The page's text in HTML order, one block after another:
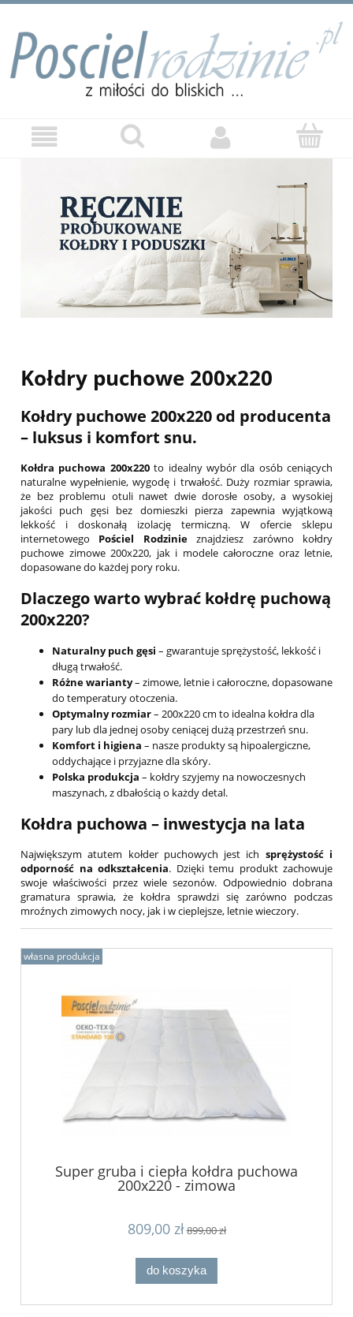
Kołdry puchowe 200x220
Kołdry puchowe 200x220 od producenta
– luksus i komfort snu.
Kołdra puchowa 200x220to idealny wybór dla osób ceniących
naturalne wypełnienie, wygodę i trwałość. Duży rozmiar sprawia,
że bez problemu otuli nawet dwie dorosłe osoby, a wysokiej
jakości puch gęsi bez domieszki pierza zapewnia wyjątkową
lekkość i doskonałą izolację termiczną. W ofercie sklepu
internetowego Pościel Rodzinieznajdziesz zarówno kołdry
puchowe zimowe 200x220, jak i modele całoroczne oraz letnie,
dopasowane do każdej pory roku.
Dlaczego warto wybrać kołdrę puchową
200x220?
Naturalny puch gęsi – gwarantuje sprężystość, lekkość i
długą trwałość.
Różne warianty– zimowe, letnie i całoroczne, dopasowane
do temperatury otoczenia.
Optymalny rozmiar– 200x220 cm to idealna kołdra dla
pary lub dla jednej osoby ceniącej dużą przestrzeń snu.
Komfort i higiena – nasze produkty są hipoalergiczne,
oddychające i przyjazne dla skóry.
Polska produkcja – kołdry szyjemy na nowoczesnych
maszynach, z dbałością o każdy detal.
Kołdra puchowa – inwestycja na lata
Największym atutem kołder puchowych jest ich sprężystość i
odporność na odkształcenia. Dzięki temu produkt zachowuje
swoje właściwości przez wiele sezonów. Odpowiednio dobrana
gramatura sprawia, że kołdra sprawdzi się zarówno podczas
mroźnych zimowych nocy, jak i w cieplejsze, letnie wieczory.
Super gruba i ciepła kołdra puchowa
200x220 - zimowa
809,00 zł899,00 zł
do koszyka
własna produkcja